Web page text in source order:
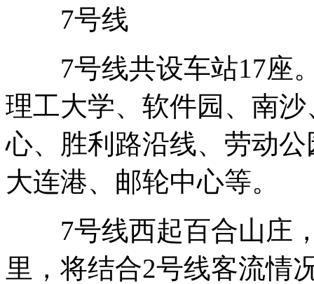
7号线
7号线共设车站17座。
理工大学、软件园、南
心、胜利路沿线、劳动
大连港、邮轮中心等。
7号线西起百合山庄，
里，将结合2号线客流情